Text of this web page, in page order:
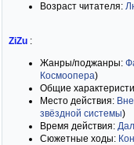
Возраст читателя:
ZiZu :
Жанры/поджанры:
Космоопера)
Общие
Место действия:
звёздной системы)
Время действия:
Сюжетные ходы: